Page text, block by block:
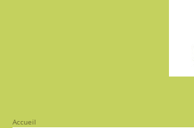
Accueil